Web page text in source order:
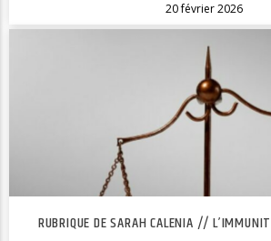
20 février 2026
RUBRIQUE DE SARAH CALENIA //